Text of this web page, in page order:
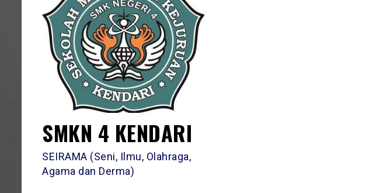
SMKN 4 KENDARI
SEIRAMA (Seni, Ilmu, Olahraga,
Agama dan Derma)